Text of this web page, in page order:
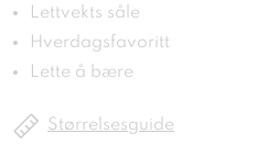
Lettvekts såle
Hverdagsfavoritt
Lette å bære
Størrelsesguide